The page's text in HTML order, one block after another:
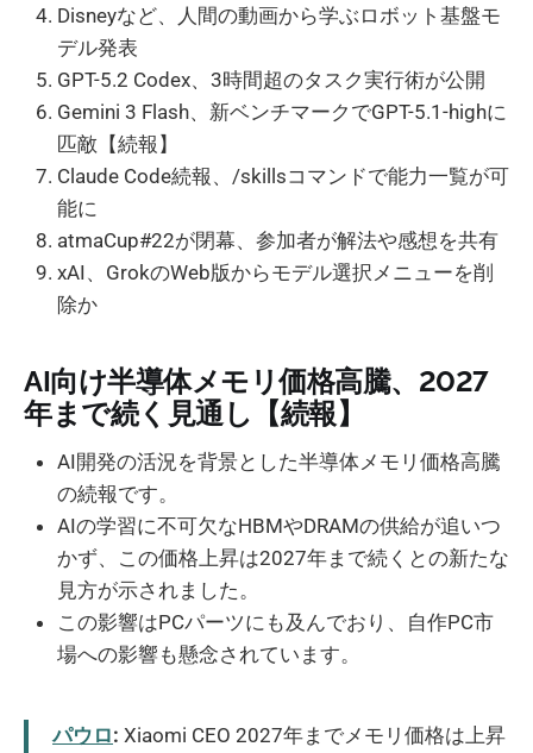
Disneyなど、人間の動画から学ぶロボット基盤モ
デル発表
GPT-5.2 Codex、3時間超のタスク実行術が公開
Gemini 3 Flash、新ベンチマークでGPT-5.1-highに
匹敵【続報】
Claude Code続報、/skillsコマンドで能力一覧が可
能に
atmaCup#22が閉幕、参加者が解法や感想を共有
xAI、GrokのWeb版からモデル選択メニューを削
除か
AI向け半導体メモリ価格高騰、2027
年まで続く見通し【続報】
AI開発の活況を背景とした半導体メモリ価格高騰
の続報です。
AIの学習に不可欠なHBMやDRAMの供給が追いつ
かず、この価格上昇は2027年まで続くとの新たな
見方が示されました。
この影響はPCパーツにも及んでおり、自作PC市
場への影響も懸念されています。
パウロ: Xiaomi CEO 2027年までメモリ価格は上昇